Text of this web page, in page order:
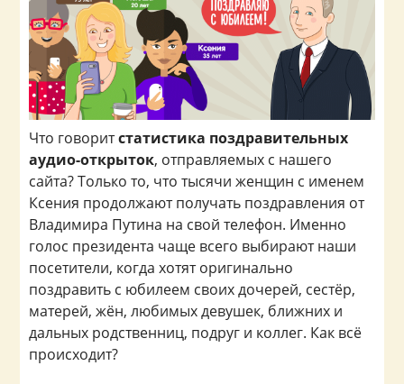
Что говоритстатистика поздравительных
аудио-открыток, отправляемых с нашего
сайта? Только то, что тысячи женщин с именем
Ксения продолжают получать поздравления от
Владимира Путина на свой телефон. Именно
голос президента чаще всего выбирают наши
посетители, когда хотят оригинально
поздравить с юбилеем своих дочерей, сестёр,
матерей, жён, любимых девушек, ближних и
дальных родственниц, подруг и коллег. Как всё
происходит?